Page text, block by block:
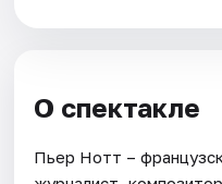
О спектакле
Пьер Нотт –